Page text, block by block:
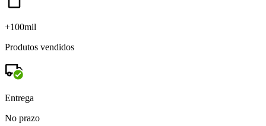
+100mil
Produtos vendidos
Entrega
No prazo